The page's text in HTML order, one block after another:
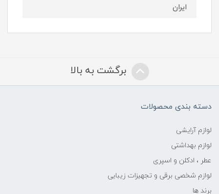
ایران
برگشت به بالا
دسته بندی محصولات
لوازم آرایشی
لوازم بهداشتی
عطر ، ادکلن و اسپری
لوازم شخصی برقی و تجهیزات زیبایی
برند ها